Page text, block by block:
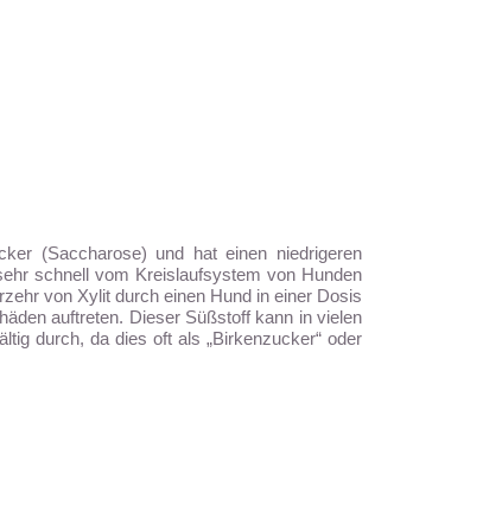
(Saccharose) und hat einen niedrigeren
schnell vom Kreislaufsystem von Hunden
von Xylit durch einen Hund in einer Dosis
auftreten. Dieser Süßstoff kann in vielen
durch, da dies oft als „Birkenzucker“ oder